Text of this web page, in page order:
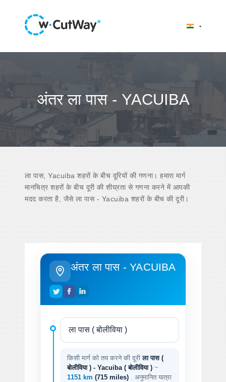
अंतर ला पास - YACUIBA
ला पास, Yacuiba शहरों के बीच दूरियों की गणना। हमारा मार्ग
मानचित्र शहरों के बीच दूरी की शीघ्रता से गणना करने में आपकी
मदद करता है, जैसे ला पास - Yacuiba शहरों के बीच की दूरी।
अंतर ला पास - YACUIBA
किसी मार्ग को तय करने की दूरीला पास (
बोलीविया ) - Yacuiba ( बोलीविया ) ~
1151 km (715 miles)
. अनुमानित यात्रा